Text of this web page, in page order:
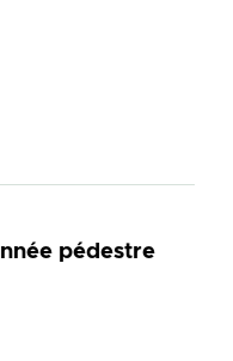
pédestre